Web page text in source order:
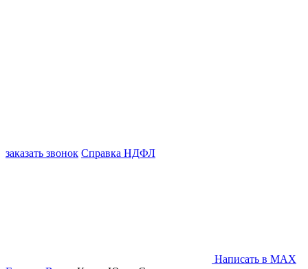
заказать звонок Справка НДФЛ
Написать в MAX